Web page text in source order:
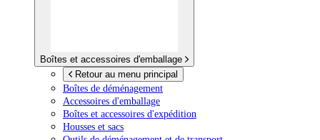
Boîtes et accessoires d'emballage
Retour au menu principal
Boîtes de déménagement
Accessoires d'emballage
Boîtes et accessoires d'expédition
Housses et sacs